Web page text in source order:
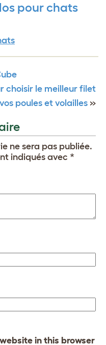
pour chats
choisir le meilleur filet
poules et volailles »
ne sera pas publiée.
indiqués avec *
in this browser